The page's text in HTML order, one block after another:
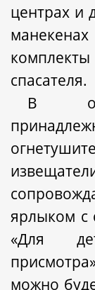
центрах и
спасателя.
В
ярлыком с
«Для
можно